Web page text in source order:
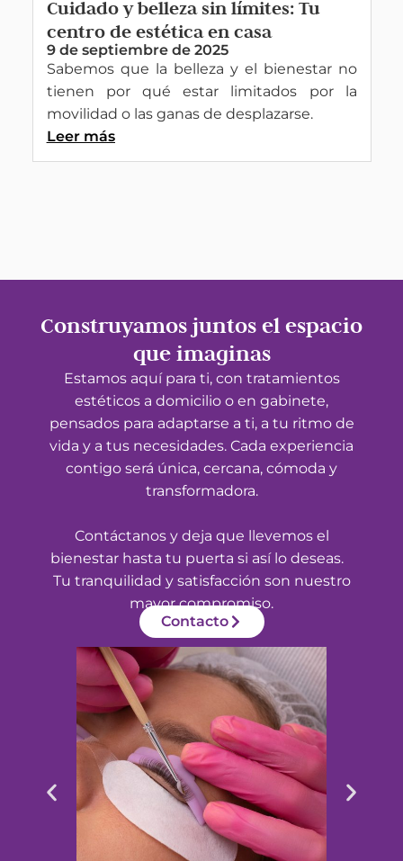
Cuidado y belleza sin límites: Tu
centro de estética en casa
9 de septiembre de 2025
Sabemos que la belleza y el bienestar no
tienen por qué estar limitados por la
movilidad o las ganas de desplazarse.
Leer más
Construyamos juntos el espacio
que imaginas
Estamos aquí para ti, con tratamientos
estéticos a domicilio o en gabinete,
pensados para adaptarse a ti, a tu ritmo de
vida y a tus necesidades. Cada experiencia
contigo será única, cercana, cómoda y
transformadora.
Contáctanos y deja que llevemos el
bienestar hasta tu puerta si así lo deseas.
Tu tranquilidad y satisfacción son nuestro
mayor compromiso.
Contacto